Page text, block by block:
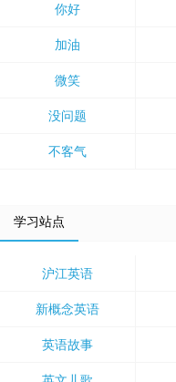
你好
加油
微笑
没问题
不客气
学习站点
沪江英语
新概念英语
英语故事